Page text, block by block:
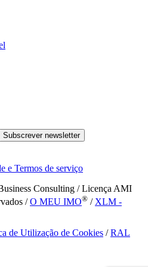
Subscrever newsletter
e Termos de serviço
Consulting / Licença AMI
/O MEU IMO® / XLM -
de Utilização de Cookies /RAL